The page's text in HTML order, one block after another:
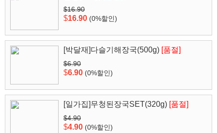
$16.90
$16.90 (0%할인)
[박달재]다슬기해장국(500g) [품절]
$6.90
$6.90 (0%할인)
[일가집]무청된장국SET(320g) [품절]
$4.90
$4.90 (0%할인)